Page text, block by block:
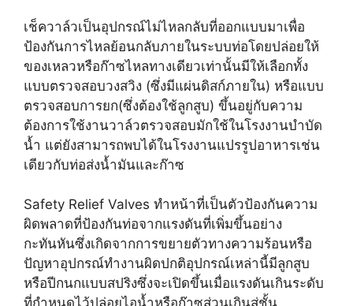
เช็ควาล์วเป็นอุปกรณ์ไม่ไหลกลับที่ออกแบบมาเพื่อ
ป้องกันการไหลย้อนกลับภายในระบบท่อโดยปล่อยให้
ของเหลวหรือก๊าซไหลทางเดียวเท่านั้นมีให้เลือกทั้ง
แบบตรวจสอบวงสวิง (ซึ่งมีแผ่นดิสก์ภายใน) หรือแบบ
ตรวจสอบการยก(ซึ่งต้องใช้ลูกสูบ) ขึ้นอยู่กับความ
ต้องการใช้งานวาล์วตรวจสอบมักใช้ในโรงงานบำบัด
น้ำ แต่ยังสามารถพบได้ในโรงงานแปรรูปอาหารเช่น
เดียวกับท่อส่งน้ำมันและก๊าซ
Safety Relief Valves ทำหน้าที่เป็นตัวป้องกันความ
ผิดพลาดที่ป้องกันท่อจากแรงดันที่เพิ่มขึ้นอย่าง
กะทันหันซึ่งเกิดจากการขยายตัวทางความร้อนหรือ
ปัญหาอุปกรณ์ทำงานผิดปกติอุปกรณ์เหล่านี้มีลูกสูบ
หรือปีกนกแบบสปริงซึ่งจะเปิดขึ้นเมื่อแรงดันเกินระดับ
ที่กำหนดไว้ปล่อยไอน้ำหรือก๊าซส่วนเกินสู่ชั้น